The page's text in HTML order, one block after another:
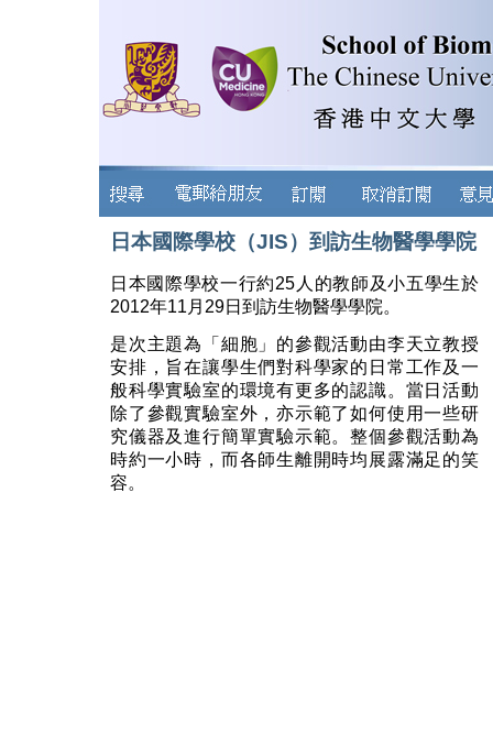
日本國際學校（JIS）到訪生物醫學學院
日本國際學校一行約25人的教師及小五學生於
2012年11月29日到訪生物醫學學院。
是次主題為「細胞」的參觀活動由李天立教授
安排，旨在讓學生們對科學家的日常工作及一
般科學實驗室的環境有更多的認識。當日活動
除了參觀實驗室外，亦示範了如何使用一些研
究儀器及進行簡單實驗示範。整個參觀活動為
時約一小時，而各師生離開時均展露滿足的笑
容。